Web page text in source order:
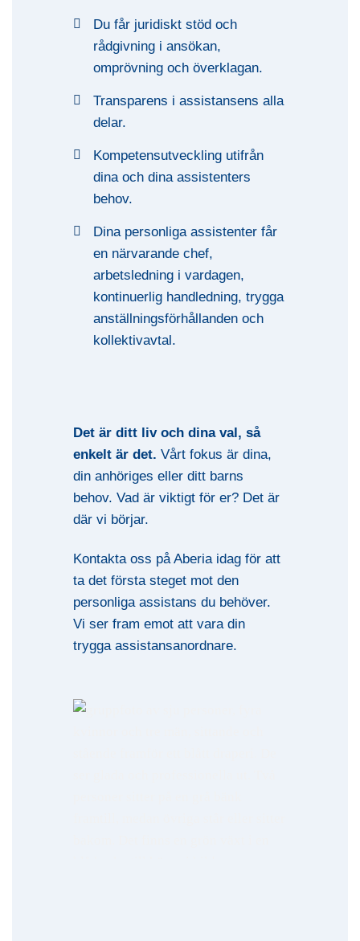
Du får juridiskt stöd och
rådgivning i ansökan,
omprövning och överklagan.
Transparens i assistansens alla
delar.
Kompetensutveckling utifrån
dina och dina assistenters
behov.
Dina personliga assistenter får
en närvarande chef,
arbetsledning i vardagen,
kontinuerlig handledning, trygga
anställningsförhållanden och
kollektivavtal.
Det är ditt liv och dina val, så
enkelt är det. Vårt fokus är dina,
din anhöriges eller ditt barns
behov. Vad är viktigt för er? Det är
där vi börjar.
Kontakta oss på Aberia idag för att
ta det första steget mot den
personliga assistans du behöver.
Vi ser fram emot att vara din
trygga assistansanordnare.